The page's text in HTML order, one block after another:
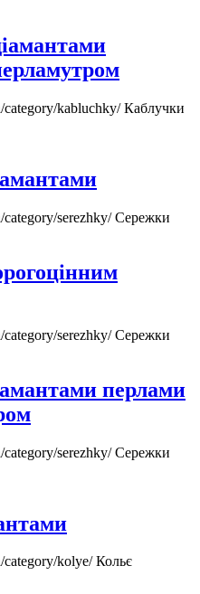
category/kabluchky/Каблучки
category/serezhky/Сережки
category/serezhky/Сережки
перлами
category/serezhky/Сережки
category/kolye/Кольє